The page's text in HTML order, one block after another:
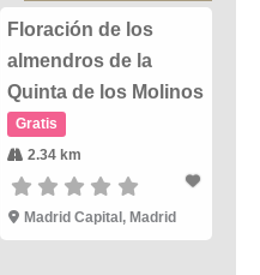
Floración de los
almendros de la
Quinta de los Molinos
Gratis
2.34 km
Madrid Capital , Madrid